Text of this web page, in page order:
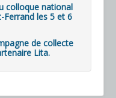
colloque national
Ferrand les 5 et 6
de collecte
Lita.